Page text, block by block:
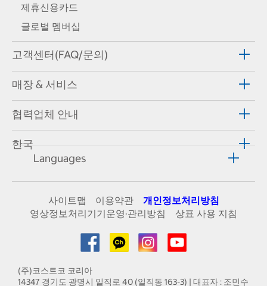
제휴신용카드
글로벌 멤버십
고객센터(FAQ/문의)
매장 & 서비스
협력업체 안내
한국
Languages
사이트맵 이용약관
개인정보처리방침
영상정보처리기기운영·관리방침
상표 사용 지침
(주)코스트코 코리아
14347 경기도 광명시 일직로 40 (일직동 163-3) | 대표자 : 조민수